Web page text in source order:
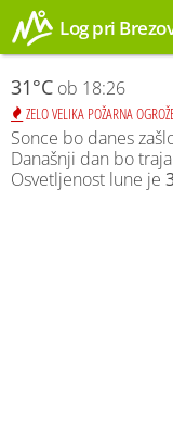
Log pri
31°C ob 18:26
ZELO VELIKA POŽARNA
Sonce bo danes
Današnji dan bo
Osvetljenost lune je